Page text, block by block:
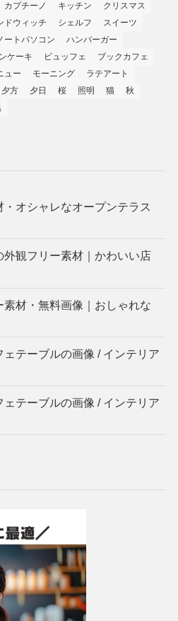
カプチーノ キッチン
クリスマス
ドウィッチ シェルフ
スイーツ
ートパソコン
ハンバーガー
ケーキ ビュッフェ
ブックカフェ
ュー モーニング
ラテアート
夕方 夕日 桜 照明 猫
秋
オシャレなオープンテラス
観フリー素材｜かわいい店
材・無料画像｜おしゃれな
ェテーブルの画像 / インテリア
ェテーブルの画像 / インテリア